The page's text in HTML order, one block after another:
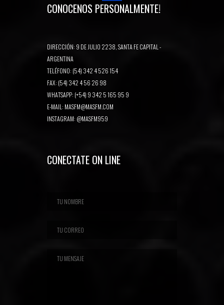
CONOCENOS PERSONALMENTE!
DIRECCIÓN: 9 DE JULIO 2238, SANTA FE CAPITAL -
ARGENTINA
TELÉFONO: (54) 342 4 526 154
FAX: (54) 342 4 56 26 98
WHATSAPP: (+54) 9 342 5 165 95 9
E-MAIL: MASFM@MASFM.COM
INSTAGRAM: @MASFM959
CONECTATE ON LINE